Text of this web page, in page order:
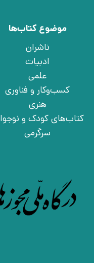
موضوع کتاب‌ها
ناشران
ادبیات
علمی
کسب‌وکار و فناوری
هنری
کتاب‌های کودک و
سرگرمی